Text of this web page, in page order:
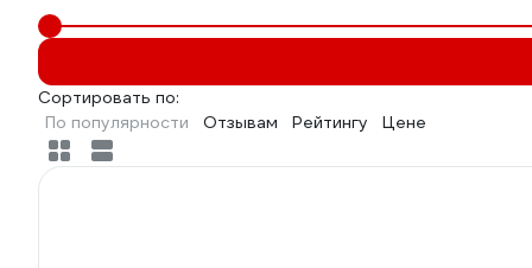
Сортировать по:
По популярности
Отзывам Рейтингу Цене